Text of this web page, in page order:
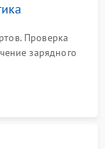
Проверка
зарядного
с помощью
проблемы.